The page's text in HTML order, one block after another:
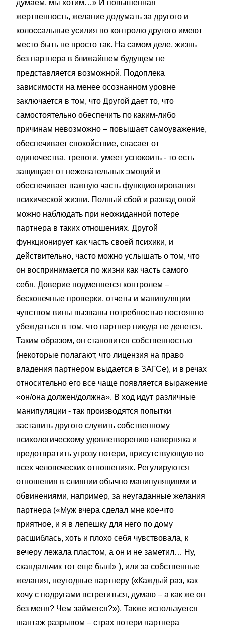
думаем, мы хотим…» И повышенная
жертвенность, желание додумать за другого и
колоссальные усилия по контролю другого имеют
место быть не просто так. На самом деле, жизнь
без партнера в ближайшем будущем не
представляется возможной. Подоплека
зависимости на менее осознанном уровне
заключается в том, что Другой дает то, что
самостоятельно обеспечить по каким-либо
причинам невозможно – повышает самоуважение,
обеспечивает спокойствие, спасает от
одиночества, тревоги, умеет успокоить - то есть
защищает от нежелательных эмоций и
обеспечивает важную часть функционирования
психической жизни. Полный сбой и разлад оной
можно наблюдать при неожиданной потере
партнера в таких отношениях. Другой
функционирует как часть своей психики, и
действительно, часто можно услышать о том, что
он воспринимается по жизни как часть самого
себя. Доверие подменяется контролем –
бесконечные проверки, отчеты и манипуляции
чувством вины вызваны потребностью постоянно
убеждаться в том, что партнер никуда не денется.
Таким образом, он становится собственностью
(некоторые полагают, что лицензия на право
владения партнером выдается в ЗАГСе), и в речах
относительно его все чаще появляется выражение
«он/она должен/должна». В ход идут различные
манипуляции - так производятся попытки
заставить другого служить собственному
психологическому удовлетворению наверняка и
предотвратить угрозу потери, присутствующую во
всех человеческих отношениях. Регулируются
отношения в слиянии обычно манипуляциями и
обвинениями, например, за неугаданные желания
партнера («Муж вчера сделал мне кое-что
приятное, и я в лепешку для него по дому
расшиблась, хоть и плохо себя чувствовала, к
вечеру лежала пластом, а он и не заметил… Ну,
скандальчик тот еще был!» ), или за собственные
желания, неугодные партнеру («Каждый раз, как
хочу с подругами встретиться, думаю – а как же он
без меня? Чем займется?»). Также используется
шантаж разрывом – страх потери партнера